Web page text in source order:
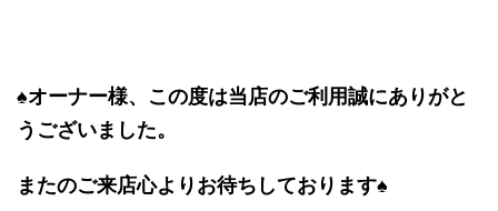
♠オーナー様、この度は当店のご利用誠にありがと
うございました。
またのご来店心よりお待ちしております♠